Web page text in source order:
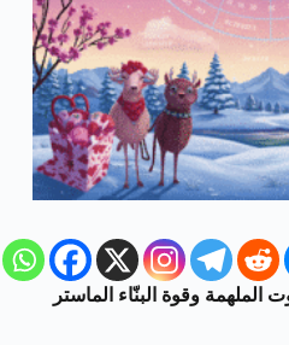
الحوت الملهمة وقوة البنّاء الماستر